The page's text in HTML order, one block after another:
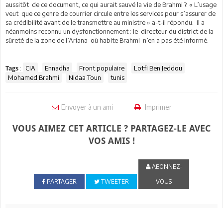
aussitôt de ce document, ce qui aurait sauvé la vie de Brahmi ?. « L’usage
veut que ce genre de courrier circule entre les services pour s’assurer de
sa crédibilité avant de le transmettre au ministre » a-t-il répondu. Il a
néanmoins reconnu un dysfonctionnement : le directeur du district de la
sûreté de la zone de l’Ariana où habite Brahmi n’en a pas été informé.
Tags : CIA Ennadha Front populaire
Lotfi Ben Jeddou
Mohamed Brahmi
Nidaa Toun tunis
Envoyer à un ami Imprimer
VOUS AIMEZ CET ARTICLE ? PARTAGEZ-LE AVEC
VOS AMIS !
PARTAGER TWEETER
ABONNEZ-
VOUS